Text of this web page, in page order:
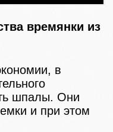
времянки из
в
шпалы. Они
и при этом